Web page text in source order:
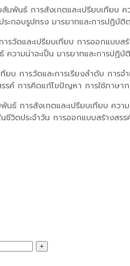
พันธ์ การสังเกตและเปรียบเทียบ
ะกอบรูปทรง มารยาทและการปฏิ
วัดและเปรียบเทียบ การออกแบบ
วามน่าจะเป็น มารยาทและการป
บ การวัดและการเรียงลำดับ การ
การคิดแก้ไขปัญหา การใช้ภาษา
ธ์ การสังเกตและเปรียบเทียบ ค
วิตประจำวัน การออกแบบสร้างสรร